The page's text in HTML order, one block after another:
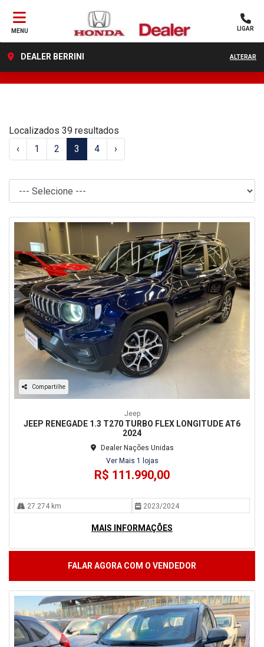
MENU LIGAR
DEALER BERRINI ALTERAR
Localizados 39 resultados
‹
1 2 3 4 ›
Compartilhe
Jeep
JEEP RENEGADE 1.3 T270 TURBO FLEX LONGITUDE AT6
2024
Dealer Nações Unidas
Ver Mais 1 lojas
R$ 111.990,00
27.274 km 2023/2024
MAIS INFORMAÇÕES
FALAR AGORA COM O VENDEDOR